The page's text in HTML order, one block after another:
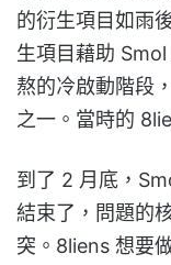
的衍生項目如雨
生項目藉助
熬的冷啟動階段
之一。當時的
到了 2 月底，
結束了，問題的
突。8liens 想要